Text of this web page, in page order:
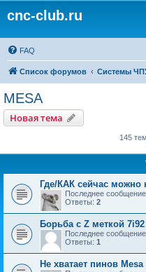
cnc-club.ru
FAQ
Список форумов Системы
MESA
Новая тема
145 тем
Где/КАК сейчас можно
Последнее сообщение
Ответы: 2
Борьба с Z меткой 7i92
Последнее сообщение
Ответы: 1
Не хватает пинов